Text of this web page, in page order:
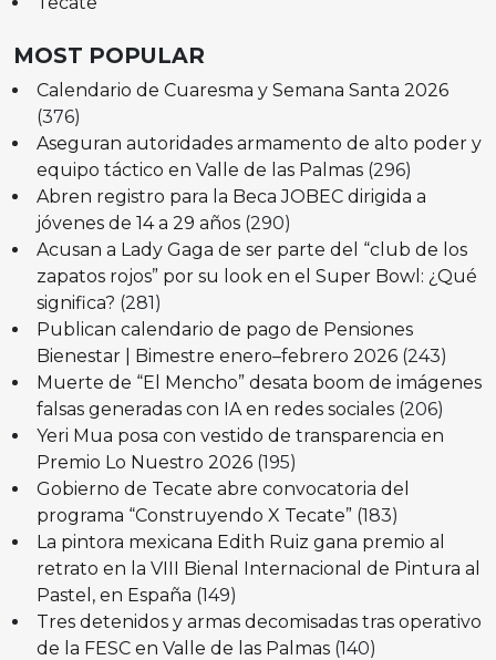
MOST POPULAR
Calendario de Cuaresma y Semana Santa 2026
(376)
Aseguran autoridades armamento de alto poder y
equipo táctico en Valle de las Palmas (296)
Abren registro para la Beca JOBEC dirigida a
jóvenes de 14 a 29 años (290)
Acusan a Lady Gaga de ser parte del “club de los
zapatos rojos” por su look en el Super Bowl: ¿Qué
significa? (281)
Publican calendario de pago de Pensiones
Bienestar | Bimestre enero–febrero 2026 (243)
Muerte de “El Mencho” desata boom de imágenes
falsas generadas con IA en redes sociales (206)
Yeri Mua posa con vestido de transparencia en
Premio Lo Nuestro 2026 (195)
Gobierno de Tecate abre convocatoria del
programa “Construyendo X Tecate” (183)
La pintora mexicana Edith Ruiz gana premio al
retrato en la VIII Bienal Internacional de Pintura al
Pastel, en España (149)
Tres detenidos y armas decomisadas tras operativo
de la FESC en Valle de las Palmas (140)